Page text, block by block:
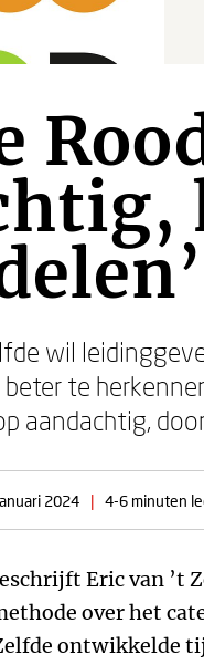
wil
te
aandachtig,
2024 | 4-6 minuten
Eric van ’t
over het
ontwikkelde